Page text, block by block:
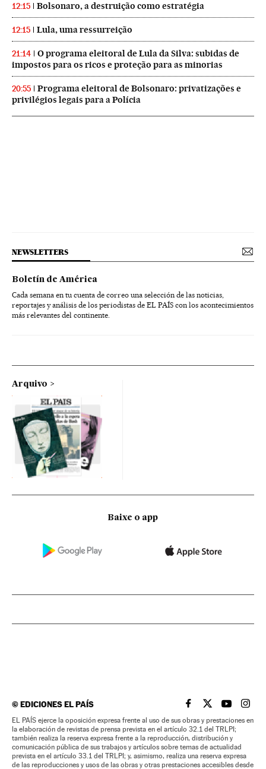
12:15 Bolsonaro, a destruição como estratégia
12:15 Lula, uma ressurreição
21:14
O programa eleitoral de Lula da Silva: subidas de
impostos para os ricos e proteção para as minorias
20:55
Programa eleitoral de Bolsonaro: privatizações e
privilégios legais para a Polícia
NEWSLETTERS
Boletín de América
Cada semana en tu cuenta de correo una selección de las noticias,
reportajes y análisis de los periodistas de EL PAÍS con los acontecimientos
más relevantes del continente.
Arquivo
Baixe o app
©EDICIONES EL PAÍS EL PAÍS BRASIL EN
EL PAÍSEL PAÍS
EL
EL PAÍS ejerce la oposición expresa frente al uso de sus obras y prestaciones en
la elaboración de revistas de prensa prevista en el artículo 32.1 del TRLPI;
también realiza la reserva expresa frente a la reproducción, distribución y
comunicación pública de sus trabajos y artículos sobre temas de actualidad
prevista en el artículo 33.1 del TRLPI; y, asimismo, realiza una reserva expresa
de las reproducciones y usos de las obras y otras prestaciones accesibles desde